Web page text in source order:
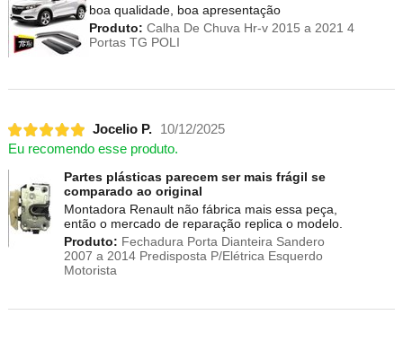
boa qualidade, boa apresentação
Produto: Calha De Chuva Hr-v 2015 a 2021 4
Portas TG POLI
Jocelio P.
10/12/2025
Eu recomendo esse produto.
Partes plásticas parecem ser mais frágil se
comparado ao original
Montadora Renault não fábrica mais essa peça,
então o mercado de reparação replica o modelo.
Produto: Fechadura Porta Dianteira Sandero
2007 a 2014 Predisposta P/Elétrica Esquerdo
Motorista